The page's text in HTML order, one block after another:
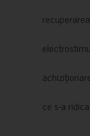
ce s-a